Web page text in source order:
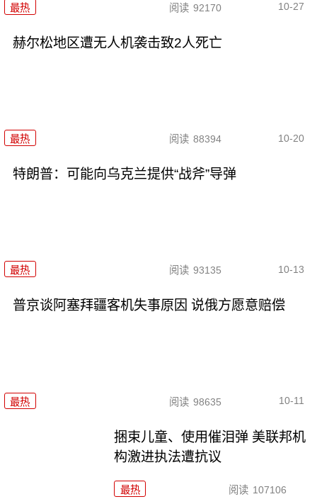
最热 阅读 92170 10-27
赫尔松地区遭无人机袭击致2人死亡
最热 阅读 88394 10-20
特朗普：可能向乌克兰提供“战斧”导弹
最热 阅读 93135 10-13
普京谈阿塞拜疆客机失事原因 说俄方愿意赔偿
最热 阅读 98635 10-11
捆束儿童、使用催泪弹 美联邦机
构激进执法遭抗议
最热 阅读 107106